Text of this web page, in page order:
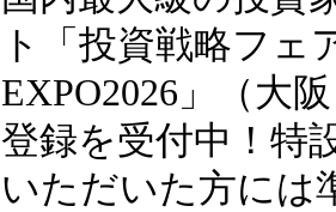
ト「投資戦略フェ
EXPO2026」（大
登録を受付中！特
いただいた方には